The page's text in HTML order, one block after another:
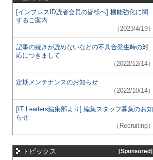
[インプレスID読者会員の皆様へ] 機能強化に関
するご案内
（2023/4/19）
記事の続きが読めないなどの不具合発生時の対
応につきまして
（2022/12/14）
定期メンテナンスのお知らせ
（2022/10/14）
[IT Leaders編集部より] 編集スタッフ募集のお知
らせ
（Recruiting）
トピックス [Sponsored]